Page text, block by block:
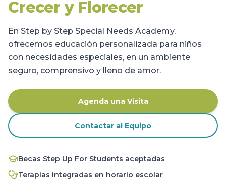
Crecer y Florecer
En Step by Step Special Needs Academy,
ofrecemos educación personalizada para niños
con necesidades especiales, en un ambiente
seguro, comprensivo y lleno de amor.
Agenda una Visita
Contactar al Equipo
Becas Step Up For Students aceptadas
Terapias integradas en horario escolar